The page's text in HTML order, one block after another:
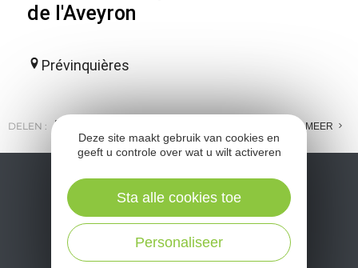
de l'Aveyron
Prévinquières
DELEN : MEER
Deze site maakt gebruik van cookies en
geeft u controle over wat u wilt activeren
Personaliseer
Sta alle cookies toe